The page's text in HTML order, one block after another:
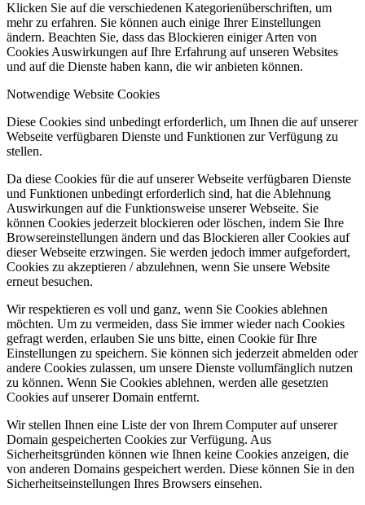
Klicken Sie auf die verschiedenen Kategorienüberschriften, um
mehr zu erfahren. Sie können auch einige Ihrer Einstellungen
ändern. Beachten Sie, dass das Blockieren einiger Arten von
Cookies Auswirkungen auf Ihre Erfahrung auf unseren Websites
und auf die Dienste haben kann, die wir anbieten können.
Notwendige Website Cookies
Diese Cookies sind unbedingt erforderlich, um Ihnen die auf unserer
Webseite verfügbaren Dienste und Funktionen zur Verfügung zu
stellen.
Da diese Cookies für die auf unserer Webseite verfügbaren Dienste
und Funktionen unbedingt erforderlich sind, hat die Ablehnung
Auswirkungen auf die Funktionsweise unserer Webseite. Sie
können Cookies jederzeit blockieren oder löschen, indem Sie Ihre
Browsereinstellungen ändern und das Blockieren aller Cookies auf
dieser Webseite erzwingen. Sie werden jedoch immer aufgefordert,
Cookies zu akzeptieren / abzulehnen, wenn Sie unsere Website
erneut besuchen.
Wir respektieren es voll und ganz, wenn Sie Cookies ablehnen
möchten. Um zu vermeiden, dass Sie immer wieder nach Cookies
gefragt werden, erlauben Sie uns bitte, einen Cookie für Ihre
Einstellungen zu speichern. Sie können sich jederzeit abmelden oder
andere Cookies zulassen, um unsere Dienste vollumfänglich nutzen
zu können. Wenn Sie Cookies ablehnen, werden alle gesetzten
Cookies auf unserer Domain entfernt.
Wir stellen Ihnen eine Liste der von Ihrem Computer auf unserer
Domain gespeicherten Cookies zur Verfügung. Aus
Sicherheitsgründen können wie Ihnen keine Cookies anzeigen, die
von anderen Domains gespeichert werden. Diese können Sie in den
Sicherheitseinstellungen Ihres Browsers einsehen.